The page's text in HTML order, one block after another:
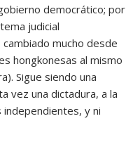
democrático; por
judicial
mucho desde
hongkonesas al mismo
Sigue siendo una
vez una dictadura, a la
y ni